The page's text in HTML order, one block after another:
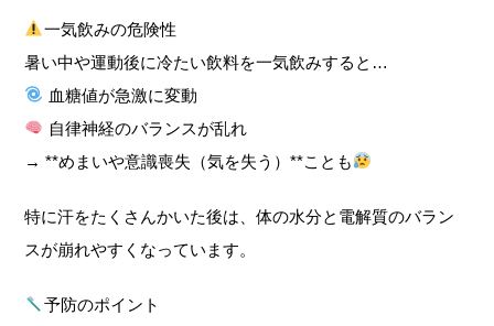
一気飲みの危険性
暑い中や運動後に冷たい飲料を一気飲みすると…
血糖値が急激に変動
自律神経のバランスが乱れ
→ **めまいや意識喪失（気を失う）**ことも
特に汗をたくさんかいた後は、体の水分と電解質のバラン
スが崩れやすくなっています。
予防のポイント